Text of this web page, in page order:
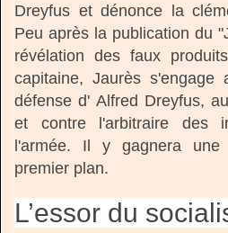
Dreyfus et dénonce la
Peu après la publication du
révélation des faux
capitaine, Jaurès s'engage
défense d' Alfred Dreyfus,
et contre l'arbitraire des
l'armée. Il y gagnera une
premier plan.
L’essor du